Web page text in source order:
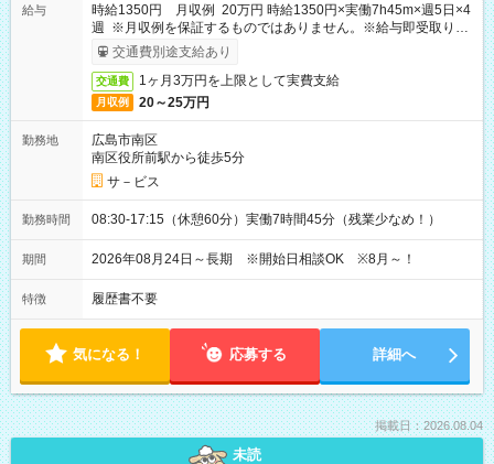
給与
時給1350円 月収例 20万円 時給1350円×実働7h45m×週5日×4
週 ※月収例を保証するものではありません。※給与即受取りサ
ービス利用可（利用条件有）
交通費別途支給あり
交通費 1ヶ月3万円を上限として実費支給
月収例 20～25万円
勤務地
広島市南区
南区役所前駅から徒歩5分
サ－ビス
勤務時間 08:30-17:15（休憩60分）実働7時間45分（残業少なめ！）
期間 2026年08月24日～長期 ※開始日相談OK ※8月～！
特徴 履歴書不要
気になる！ 応募する 詳細へ
掲載日：2026.08.04
未読